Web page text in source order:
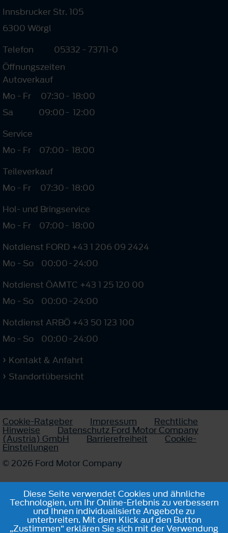
Innsbrucker Str. 105
6300 Wörgl
Telefon
05332 - 73711-0
Öffnungszeiten
Autoverkauf
Mo - Fr
07:30- 18:00
Sa
09:00- 12:00
Service
Mo - Fr
07:00- 18:00
Teileverkauf
Mo - Fr
07:30- 18:00
Hol- und Bringservice
Mo - Fr
07:00- 18:00
Notdienst FORD +43 1 206 09 2424
Mo - So
00:00-24:00
Notdienst ÖAMTC +43 1 25 120 00
Mo - So
00:00-24:00
Notdienst ARBÖ +43 50 123 100
Mo - So
00:00-24:00
Kontakt & Anfahrt
Standortübersicht
Cookie-Ratgeber Impressum Rechtliche
Hinweise Datenschutz Ford Motor Company
(Austria) GmbH Barrierefreiheit Cookie-
Einstellungen
© 2026 Ford Motor Company
Diese Seite verwendet Cookies und ähnliche
Technologien, um Ihr Online-Erlebnis zu verbessern
und Ihnen individualisierte Angebote zu
unterbreiten. Mit dem Klick auf den Button
„Zustimmen“ erklären Sie sich mit der Verwendung